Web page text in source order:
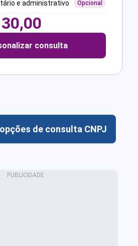
e administrativo Opcional
30,00
consulta
de consulta CNPJ